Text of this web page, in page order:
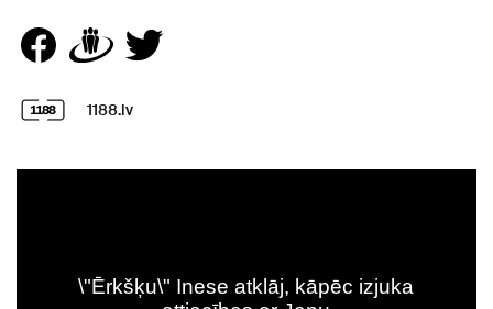
1188.lv